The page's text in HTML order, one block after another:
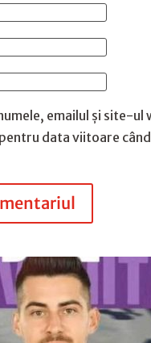
emailul și site-ul
data viitoare când